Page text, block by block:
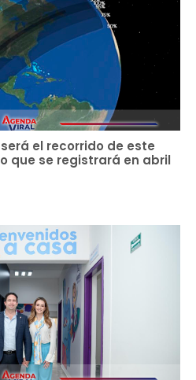
el recorrido de este
que se registrará en abril